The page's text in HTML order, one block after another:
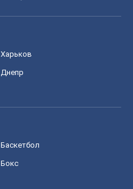
Харьков
Днепр
Баскетбол
Бокс